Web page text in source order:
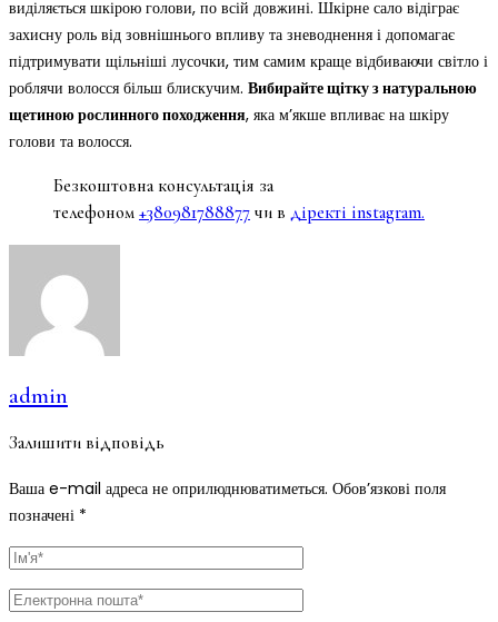
виділяється шкірою голови, по всій довжині. Шкірне сало відіграє
захисну роль від зовнішнього впливу та зневоднення і допомагає
підтримувати щільніші лусочки, тим самим краще відбиваючи світло і
роблячи волосся більш блискучим. Вибирайте щітку з натуральною
щетиною рослинного походження, яка м’якше впливає на шкіру
голови та волосся.
Безкоштовна консультація за
телефоном +380981788877 чи в діректі instagram.
admin
Залишити відповідь
Ваша e-mail адреса не оприлюднюватиметься. Обов’язкові поля
позначені *